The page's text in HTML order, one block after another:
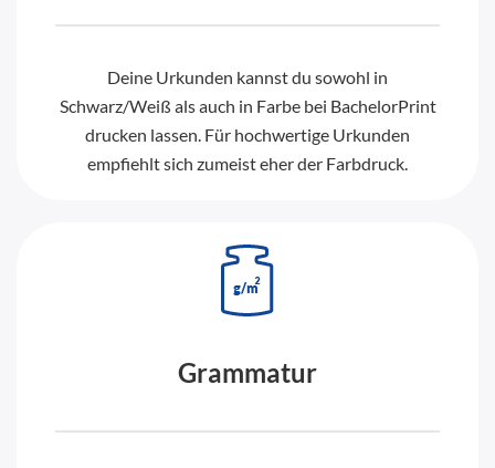
Deine Urkunden kannst du sowohl in
Schwarz/Weiß als auch in Farbe bei BachelorPrint
drucken lassen. Für hochwertige Urkunden
empfiehlt sich zumeist eher der Farbdruck.
Grammatur